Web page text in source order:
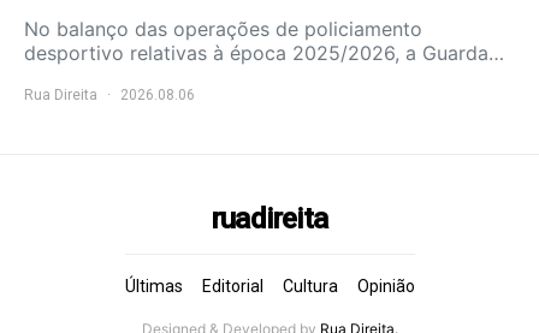
No balanço das operações de policiamento
desportivo relativas à época 2025/2026, a Guarda…
Rua Direita 2026.08.06
ruadireita
Últimas Editorial Cultura Opinião
Designed & Developed by Rua Direita.